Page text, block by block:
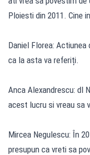
Ploiesti din 2011. Cine
Daniel Florea:
ca la asta va referiți.
Anca Alexandrescu: dl
acest lucru si vreau sa
Mircea Negulescu: În
presupun ca vreti sa